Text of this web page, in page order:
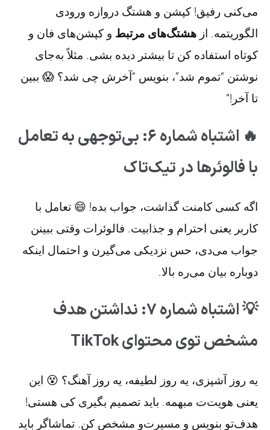
می‌کنی رفیق! کپشن و هشتگ دروازه ورودی
الگوریتمه. از هشتگ‌های مرتبط و کپشن‌های فان و
کوتاه استفاده کن تا بیشتر دیده بشی. مثلاً به‌جای
نوشتن “تموم شد”، بنویس “آخرش چی شد؟ 😱 ببین
تا آخر!”
🔥 اشتباه شماره ۶: بی‌توجهی به تعامل
با فالوئرها در تیک‌تاک
اگه کسی کامنت گذاشت، جواب بده! 😄 تعامل با
کاربر یعنی احترام و جذابیت. فالوئرات وقتی ببینن
جواب می‌دی، حس نزدیکی می‌گیرن و احتمال اینکه
دوباره بیان می‌ره بالا.
💡 اشتباه شماره ۷: نداشتن هدف
مشخص توی محتوای TikTok
یه روز آشپزی، یه روز لطیفه، یه روز آهنگ؟ 😵 این
یعنی هویت‌ت مبهمه. باید تصمیم بگیری کی هستی!
هدف‌تو بنویس و مسیرت‌و مشخص کن. تماشاگر باید